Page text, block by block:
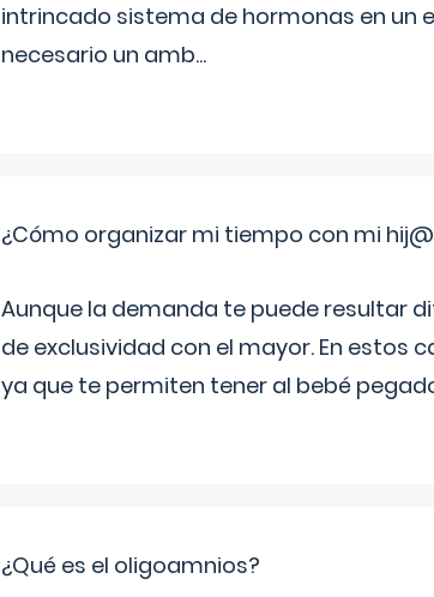
intrincado sistema de hormonas en un
necesario un amb...
¿Cómo organizar mi tiempo con mi
Aunque la demanda te puede resultar
de exclusividad con el mayor. En estos
ya que te permiten tener al bebé
¿Qué es el oligoamnios?